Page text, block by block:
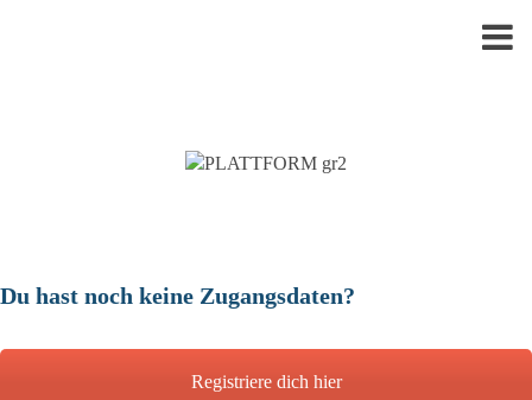
Du hast noch keine Zugangsdaten?
Registriere dich hier